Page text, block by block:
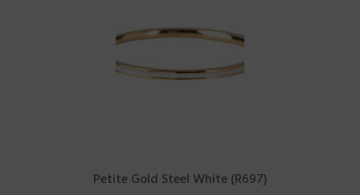
Petite Gold Steel White (R697)